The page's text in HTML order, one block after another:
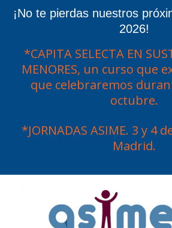
¡No te pierdas nuestros
2026!
*CAPITA SELECTA EN
MENORES, un curso que
que celebraremos
octubre.
*JORNADAS ASIME. 3 y 4
Madrid.
contenido